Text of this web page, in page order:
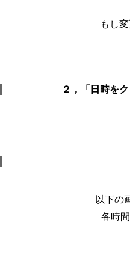
もし
２，「日時を
以下の
各時